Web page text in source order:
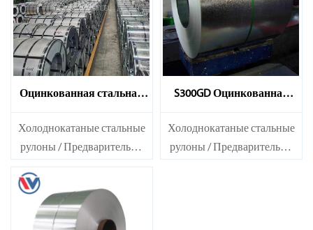
Оцинкованная стальная
катушка S350GD
Холоднокатаные стальные
рулоны / Предварительно
окрашенные
оцинкованные стальные
листы SECC SPCC SECD
SPCD SECE SPCE SECC N2
S300GD Оцинкованная
стальная катушка
Холоднокатаные стальные
рулоны / Предварительно